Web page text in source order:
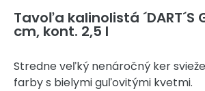
Tavoľa kalinolistá ´DART´S
cm, kont. 2,5 l
Stredne veľký nenáročný ker
farby s bielymi guľovitými kvetmi.